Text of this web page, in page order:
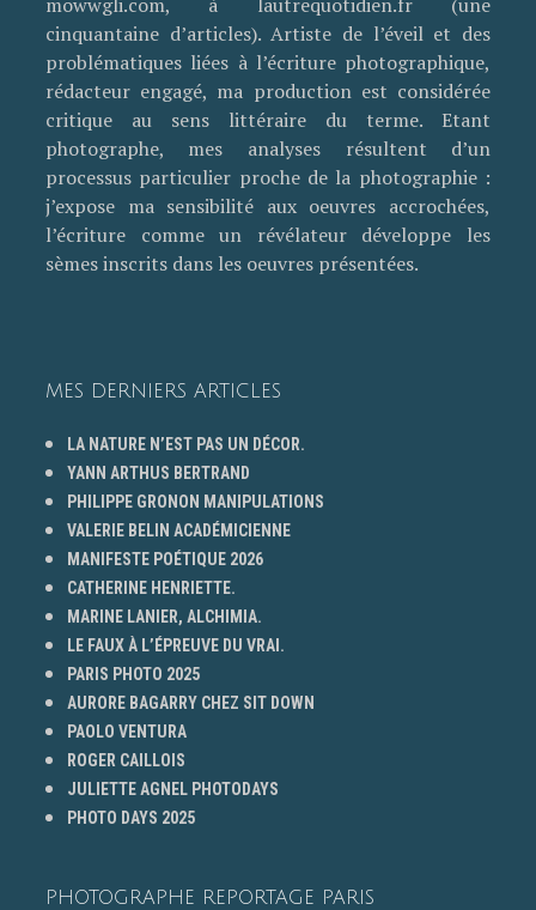
cinquantaine d’articles). Artiste de l’éveil et des
problématiques liées à l’écriture photographique,
rédacteur engagé, ma production est considérée
critique au sens littéraire du terme. Etant
photographe, mes analyses résultent d’un
processus particulier proche de la photographie :
j’expose ma sensibilité aux oeuvres accrochées,
l’écriture comme un révélateur développe les
sèmes inscrits dans les oeuvres présentées.
MES DERNIERS ARTICLES
LA NATURE N’EST PAS UN DÉCOR.
YANN ARTHUS BERTRAND
PHILIPPE GRONON MANIPULATIONS
VALERIE BELIN ACADÉMICIENNE
MANIFESTE POÉTIQUE 2026
CATHERINE HENRIETTE.
MARINE LANIER, ALCHIMIA.
LE FAUX À L’ÉPREUVE DU VRAI.
PARIS PHOTO 2025
AURORE BAGARRY CHEZ SIT DOWN
PAOLO VENTURA
ROGER CAILLOIS
JULIETTE AGNEL PHOTODAYS
PHOTO DAYS 2025
PHOTOGRAPHE REPORTAGE PARIS